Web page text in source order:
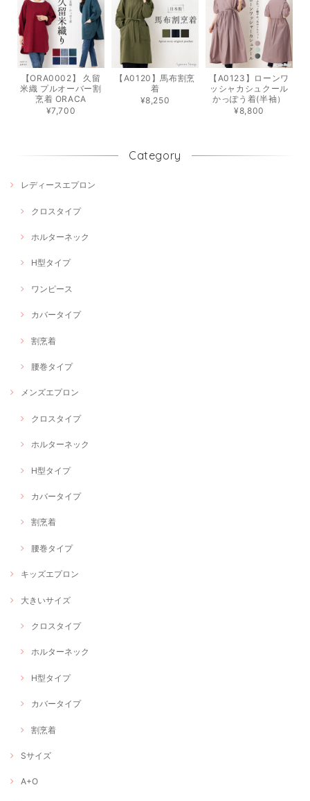
【ORA0002】 久留
米織 プルオーバー割
烹着 ORACA
¥7,700
【A0120】馬布割烹
着
¥8,250
【A0123】ローンワ
ッシャカシュクール
かっぽう着(半袖）
¥8,800
Category
レディースエプロン
クロスタイプ
ホルターネック
H型タイプ
ワンピース
カバータイプ
割烹着
腰巻タイプ
メンズエプロン
クロスタイプ
ホルターネック
H型タイプ
カバータイプ
割烹着
腰巻タイプ
キッズエプロン
大きいサイズ
クロスタイプ
ホルターネック
H型タイプ
カバータイプ
割烹着
Sサイズ
A+O